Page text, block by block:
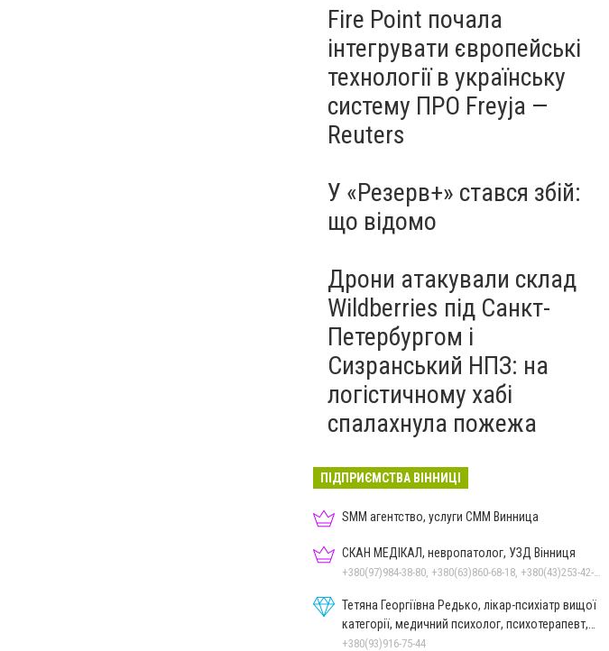
Fire Point почала
інтегрувати європейські
технології в українську
систему ПРО Freyja —
Reuters
У «Резерв+» стався збій:
що відомо
Дрони атакували склад
Wildberries під Санкт-
Петербургом і
Сизранський НПЗ: на
логістичному хабі
спалахнула пожежа
ПІДПРИЄМСТВА ВІННИЦІ
SMM агентство, услуги СММ Винница
СКАН МЕДІКАЛ, невропатолог, УЗД Вінниця
+380(97)984-38-80, +380(63)860-68-18, +380(43)253-42-51
Тетяна Георгіївна Редько, лікар-психіатр вищої
категорії, медичний психолог, психотерапевт,
гіпнолог
+380(93)916-75-44